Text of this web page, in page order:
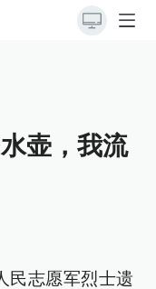
壶，我流
民志愿军烈士遗